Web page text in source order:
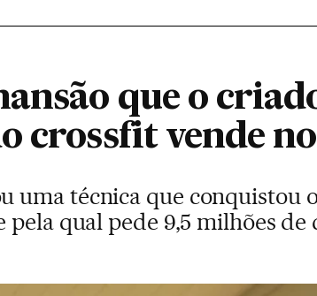
que o
crossfit vende
uma técnica que conquistou
qual pede 9,5 milhões de